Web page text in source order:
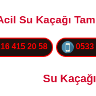
Su Kaçağı
415 20 58 0533
Su